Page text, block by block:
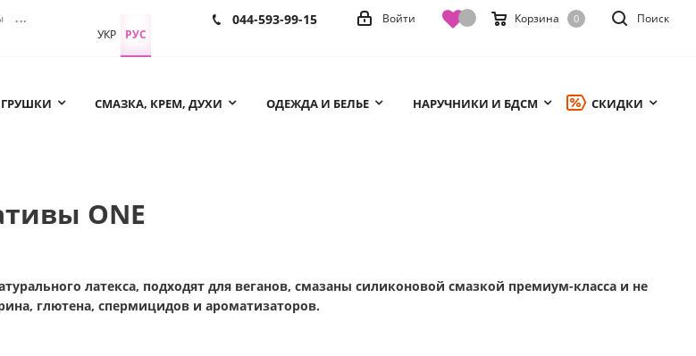
... Поиск
Корзина 0
Войти
044-593-99-15
УКР РУС
СМАЗКА, КРЕМ, ДУХИ ОДЕЖДА И БЕЛЬЕ НАРУЧНИКИ И БДСМ СКИДКИ
ONE
латекса, подходят для веганов, смазаны силиконовой смазкой премиум-класса и не
глютена, спермицидов и ароматизаторов.